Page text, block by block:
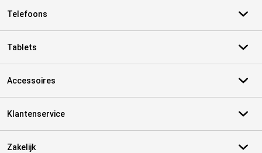
Telefoons
Tablets
Accessoires
Klantenservice
Zakelijk